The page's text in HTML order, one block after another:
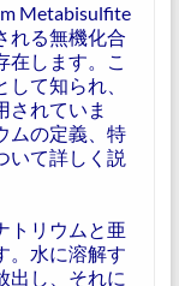
Metabisulfite
れる無機化合
在します。こ
て知られ、
されていま
ムの定義、特
いて詳しく説
トリウムと亜
。水に溶解す
出し、それに